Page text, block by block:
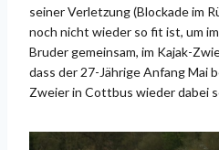
seiner Verletzung (Blockade im
noch nicht wieder so fit ist, um
Bruder gemeinsam, im Kajak-
dass der 27-Jährige Anfang Mai
Zweier in Cottbus wieder dabei